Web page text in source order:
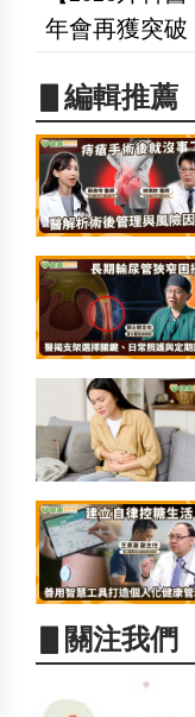
年會再獲突破
▋編輯推薦
▋關注我們